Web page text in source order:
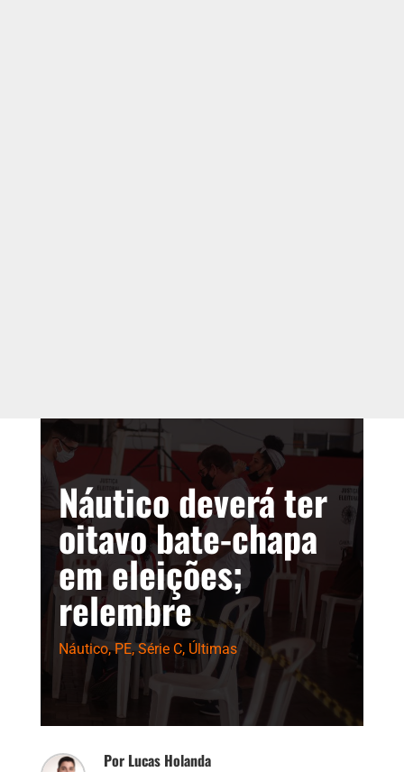
Náutico deverá ter
oitavo bate-chapa
em eleições;
relembre
Náutico,PE,Série C, Últimas
Por Lucas Holanda